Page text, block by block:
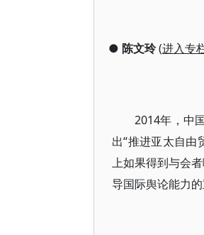
● 陈文玲(进入专
2014年，中
出“推进亚太自由
上如果得到与会
导国际舆论能力的